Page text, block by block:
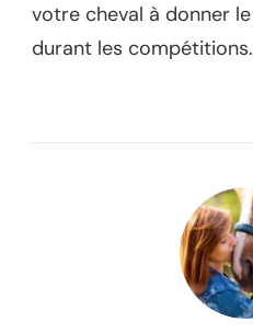
votre cheval à donner
durant les compétitions.